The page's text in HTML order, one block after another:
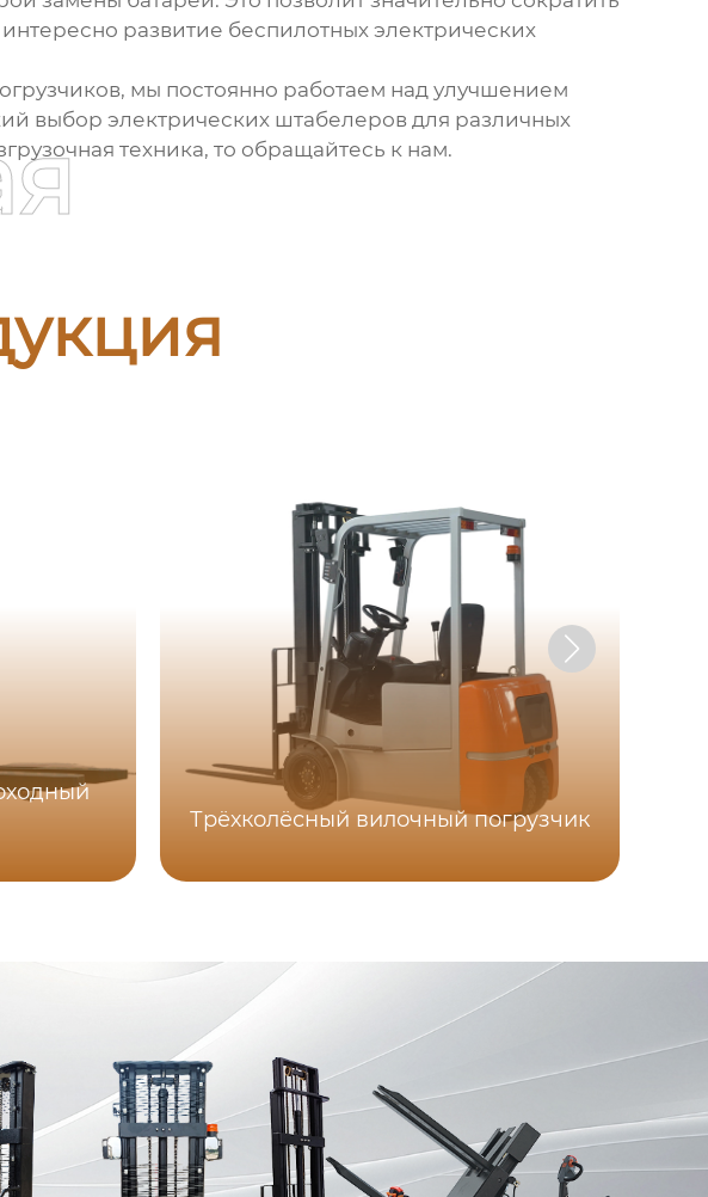
развитие беспилотных электрических
мы постоянно работаем над улучшением
выбор электрических штабелеровдля различных
техника, то обращайтесь к нам.
Трёхколёсный вилочный погрузчик